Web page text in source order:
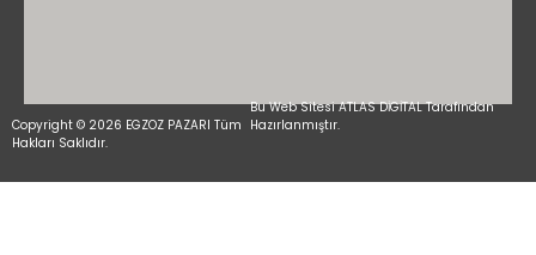
Copyright © 2026 EGZOZ PAZARI Tüm
Hakları Saklıdır.
Bu Web Sitesi ATLAS DİGİTAL Tarafından
Hazırlanmıştır.